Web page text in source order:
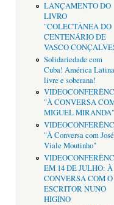
LANÇAMENTO DO
LIVRO
"COLECTÂNEA DO
CENTENÁRIO DE
VASCO
Solidariedade com
Cuba! América Latina
livre e soberana!
"À CONVERSA
MIGUEL MIRANDA"
"À Conversa com José
Viale Moutinho"
EM 14 DE JULHO: À
CONVERSA COM O
ESCRITOR NUNO
HIGINO